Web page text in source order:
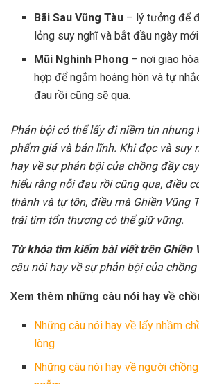
Bãi Sau Vũng Tàu – lý tưởng để
lỏng suy nghĩ và bắt đầu ngày
Mũi Nghinh Phong – nơi giao
hợp để ngắm hoàng hôn và tự
đau rồi cũng sẽ qua.
Phản bội có thể lấy đi niềm tin nhưng
phẩm giá và bản lĩnh. Khi đọc và suy
hay về sự phản bội của chồng đầy
hiểu rằng nỗi đau rồi cũng qua, điều
thành và tự tôn, điều mà Ghiền Vũng
trái tim tổn thương có thể giữ vững.
Từ khóa tìm kiếm bài viết trên Ghiền
câu nói hay về sự phản bội của chồng
Xem thêm những câu nói hay về
Những câu nói hay về lấy nhầm
lòng
Những câu nói hay về người